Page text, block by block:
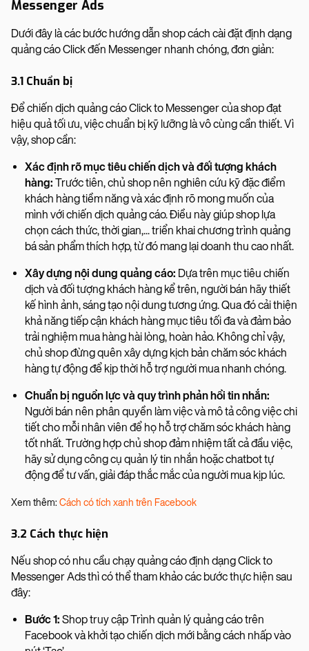
Messenger Ads
Dưới đây là các bước hướng dẫn shop cách cài đặt định dạng
quảng cáo Click đến Messenger nhanh chóng, đơn giản:
3.1 Chuẩn bị
Để chiến dịch quảng cáo Click to Messenger của shop đạt
hiệu quả tối ưu, việc chuẩn bị kỹ lưỡng là vô cùng cần thiết. Vì
vậy, shop cần:
Xác định rõ mục tiêu chiến dịch và đối tượng khách
hàng: Trước tiên, chủ shop nên nghiên cứu kỹ đặc điểm
khách hàng tiềm năng và xác định rõ mong muốn của
mình với chiến dịch quảng cáo. Điều này giúp shop lựa
chọn cách thức, thời gian,... triển khai chương trình quảng
bá sản phẩm thích hợp, từ đó mang lại doanh thu cao nhất.
Xây dựng nội dung quảng cáo: Dựa trên mục tiêu chiến
dịch và đối tượng khách hàng kể trên, người bán hãy thiết
kế hình ảnh, sáng tạo nội dung tương ứng. Qua đó cải thiện
khả năng tiếp cận khách hàng mục tiêu tối đa và đảm bảo
trải nghiệm mua hàng hài lòng, hoàn hảo. Không chỉ vậy,
chủ shop đừng quên xây dựng kịch bản chăm sóc khách
hàng tự động để kịp thời hỗ trợ người mua nhanh chóng.
Chuẩn bị nguồn lực và quy trình phản hồi tin nhắn:
Người bán nên phân quyền làm việc và mô tả công việc chi
tiết cho mỗi nhân viên để họ hỗ trợ chăm sóc khách hàng
tốt nhất. Trường hợp chủ shop đảm nhiệm tất cả đầu việc,
hãy sử dụng công cụ quản lý tin nhắn hoặc chatbot tự
động để tư vấn, giải đáp thắc mắc của người mua kịp lúc.
Xem thêm: Cách có tích xanh trên Facebook
3.2 Cách thực hiện
Nếu shop có nhu cầu chạy quảng cáo định dạng Click to
Messenger Ads thì có thể tham khảo các bước thực hiện sau
đây:
Bước 1: Shop truy cập Trình quản lý quảng cáo trên
Facebook và khởi tạo chiến dịch mới bằng cách nhấp vào